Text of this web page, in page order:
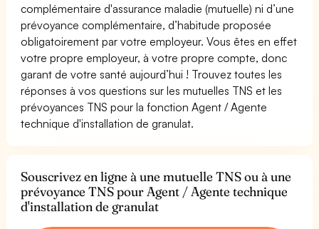
complémentaire d'assurance maladie (mutuelle) ni d’une
prévoyance complémentaire, d’habitude proposée
obligatoirement par votre employeur. Vous êtes en effet
votre propre employeur, à votre propre compte, donc
garant de votre santé aujourd’hui ! Trouvez toutes les
réponses à vos questions sur les mutuelles TNS et les
prévoyances TNS pour la fonction Agent / Agente
technique d'installation de granulat.
Souscrivez en ligne à une mutuelle TNS ou à une
prévoyance TNS pour Agent / Agente technique
d'installation de granulat